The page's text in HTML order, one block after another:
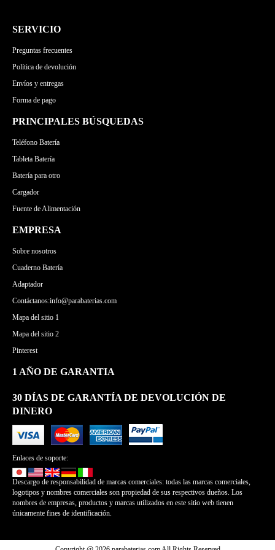
SERVICIO
Preguntas frecuentes
Política de devolución
Envíos y entregas
Forma de pago
PRINCIPALES BÚSQUEDAS
Teléfono Batería
Tableta Batería
Batería para otro
Cargador
Fuente de Alimentación
EMPRESA
Sobre nosotros
Cuaderno Batería
Adaptador
Contáctanos:info@parabaterias.com
Mapa del sitio 1
Mapa del sitio 2
Pinterest
1 AÑO DE GARANTIA
30 DÍAS DE GARANTÍA DE DEVOLUCIÓN DE
DINERO
Enlaces de soporte:
Descargo de responsabilidad de marcas comerciales: todas las marcas comerciales,
logotipos y nombres comerciales son propiedad de sus respectivos dueños. Los
nombres de empresas, productos y marcas utilizados en este sitio web tienen
únicamente fines de identificación.